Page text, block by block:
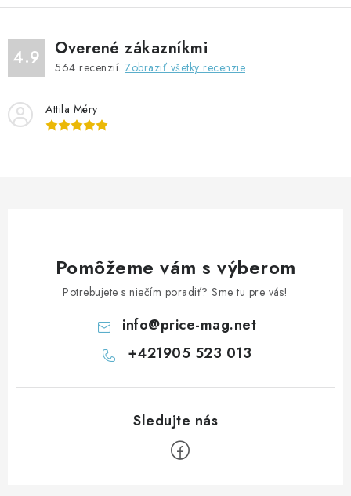
á
d
a
c
e
4.9 Overené zákazníkmi
564 recenzií. Zobraziť všetky recenzie
Attila Méry
Pomôžeme vám s výberom
Potrebujete s niečím poradiť? Sme tu pre vás!
info@price-mag.net
+421905 523 013